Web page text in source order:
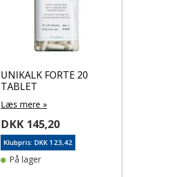
UNIKALK FORTE 20
TABLET
Læs mere »
DKK 145,20
Klubpris: DKK 123,42
På lager